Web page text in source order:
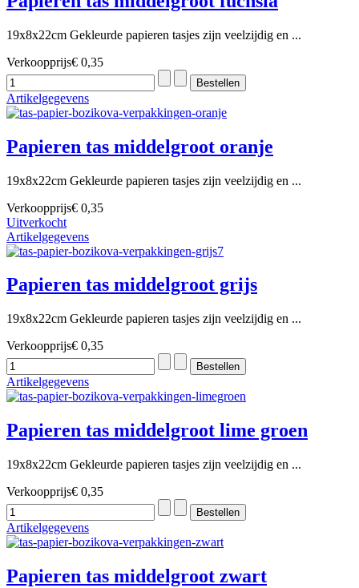
19x8x22cm Gekleurde papieren tasjes zijn veelzijdig en ...
Verkoopprijs€ 0,35
Artikelgegevens
Papieren tas middelgroot oranje
19x8x22cm Gekleurde papieren tasjes zijn veelzijdig en ...
Verkoopprijs€ 0,35
Uitverkocht
Artikelgegevens
Papieren tas middelgroot grijs
19x8x22cm Gekleurde papieren tasjes zijn veelzijdig en ...
Verkoopprijs€ 0,35
Artikelgegevens
Papieren tas middelgroot lime groen
19x8x22cm Gekleurde papieren tasjes zijn veelzijdig en ...
Verkoopprijs€ 0,35
Artikelgegevens
Papieren tas middelgroot zwart